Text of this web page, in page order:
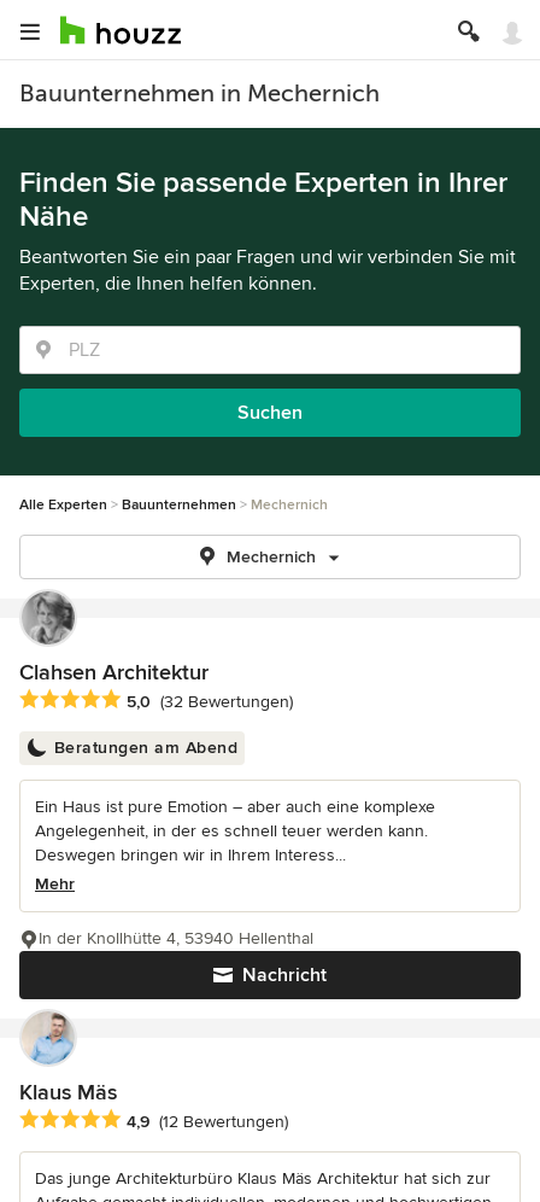
Bauunternehmen in Mechernich
Finden Sie passende Experten in Ihrer
Nähe
Beantworten Sie ein paar Fragen und wir verbinden Sie mit
Experten, die Ihnen helfen können.
Suchen
Alle Experten Bauunternehmen Mechernich
Mechernich
Clahsen Architektur
Durchschnittliche Bewertung: 5 von 5 Sternen
5,0 (32 Bewertungen)
Beratungen am Abend
Ein Haus ist pure Emotion – aber auch eine komplexe
Angelegenheit, in der es schnell teuer werden kann.
Deswegen bringen wir in Ihrem Interess...
Mehr
Nachricht
In der Knollhütte 4, 53940 Hellenthal
Klaus Mäs
Durchschnittliche Bewertung: 4.9 von 5 Sternen
4,9 (12 Bewertungen)
Das junge Architekturbüro Klaus Mäs Architektur hat sich zur